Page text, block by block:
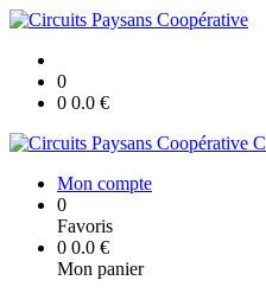
0
0 0.0 €
Mon compte
0
Favoris
0 0.0 €
Mon panier